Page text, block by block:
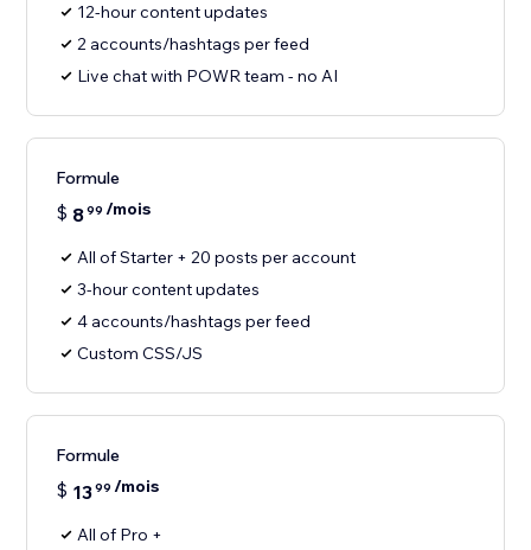
12-hour content updates
2 accounts/hashtags per feed
Live chat with POWR team - no AI
Formule
$ 899 /mois
All of Starter + 20 posts per account
3-hour content updates
4 accounts/hashtags per feed
Custom CSS/JS
Formule
$ 1399 /mois
All of Pro +